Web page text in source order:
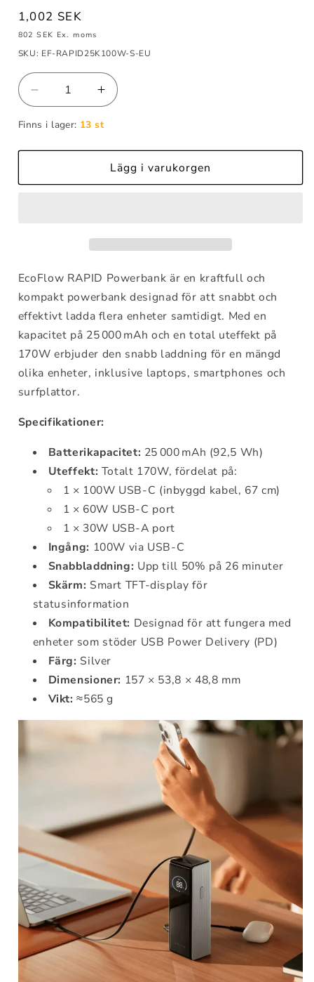
Ordinarie
pris
1,002 SEK
802 SEK Ex. moms
SKU: EF-RAPID25K100W-S-EU
Minska
kvantitet
för
kablar
100/170W)
Öka
kvantitet
för
Inbyggda
kablar
mAh
100/170W)
Finns i lager: 13 st
Lägg i varukorgen
EcoFlow RAPID Powerbank är en kraftfull och
kompakt powerbank designad för att snabbt och
effektivt ladda flera enheter samtidigt. Med en
kapacitet på 25 000 mAh och en total uteffekt på
170W erbjuder den snabb laddning för en mängd
olika enheter, inklusive laptops, smartphones och
surfplattor.
Specifikationer:
Batterikapacitet: 25 000 mAh (92,5 Wh)
Uteffekt: Totalt 170W, fördelat på:
1 × 100W USB-C (inbyggd kabel, 67 cm)
1 × 60W USB-C port
1 × 30W USB-A port
Ingång: 100W via USB-C
Snabbladdning: Upp till 50% på 26 minuter
Skärm: Smart TFT-display för
statusinformation
Kompatibilitet: Designad för att fungera med
enheter som stöder USB Power Delivery (PD)
Färg: Silver
Dimensioner: 157 × 53,8 × 48,8 mm
Vikt: ≈565 g